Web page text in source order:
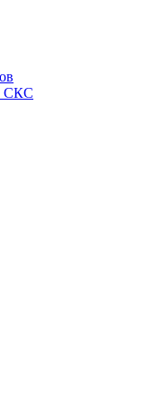
СКС